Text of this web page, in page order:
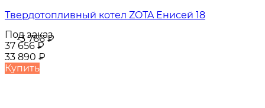
-3 766₽
Твердотопливный котел ZOTA Енисей 18
Под заказ
37 656₽
33 890 ₽
Купить